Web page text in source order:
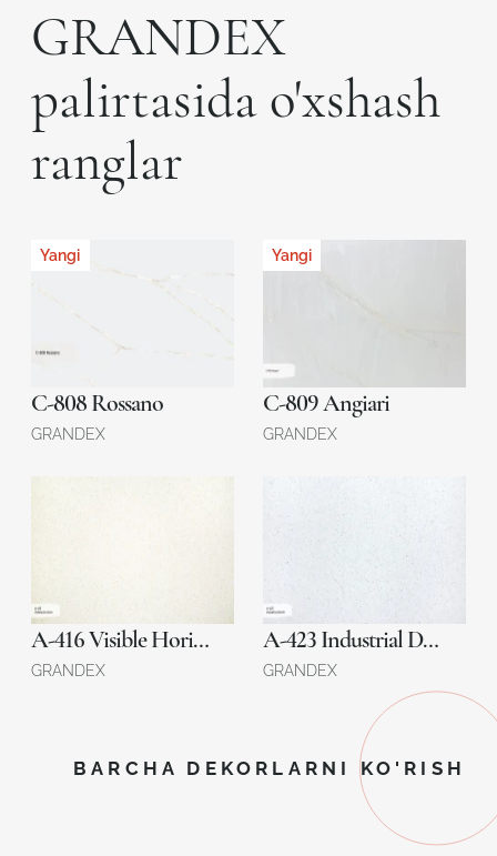
GRANDEX
palirtasida o'xshash
ranglar
Yangi
C-808 Rossano
GRANDEX
Yangi
C-809 Angiari
GRANDEX
A-416 Visible Horizon
GRANDEX
A-423 Industrial Draft
GRANDEX
BARCHA DEKORLARNI KO'RISH